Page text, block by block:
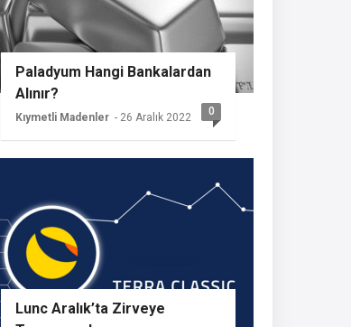
Paladyum Hangi Bankalardan
Alınır?
Kıymetli Madenler - 26 Aralık 2022 0
Lunc Aralık’ta Zirveye